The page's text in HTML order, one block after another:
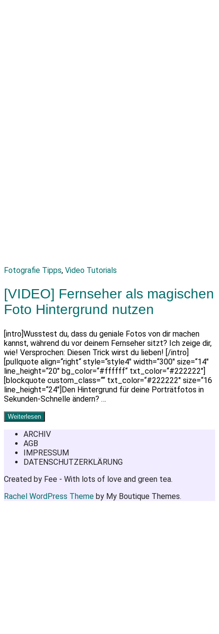
Fotografie Tipps, Video Tutorials
[VIDEO] Fernseher als magischen
Foto Hintergrund nutzen
[intro]Wusstest du, dass du geniale Fotos von dir machen
kannst, während du vor deinem Fernseher sitzt? Ich zeige dir,
wie! Versprochen: Diesen Trick wirst du lieben! [/intro]
[pullquote align=“right“ style=“style4″ width=“300″ size=“14″
line_height=“20″ bg_color=“#ffffff“ txt_color=“#222222″]
[blockquote custom_class=““ txt_color=“#222222″ size=“16
line_height=“24″]Den Hintergrund für deine Porträtfotos in
Sekunden-Schnelle ändern? …
Weiterlesen
ARCHIV
AGB
IMPRESSUM
DATENSCHUTZERKLÄRUNG
Created by Fee - With lots of love and green tea.
Rachel WordPress Theme by My Boutique Themes.